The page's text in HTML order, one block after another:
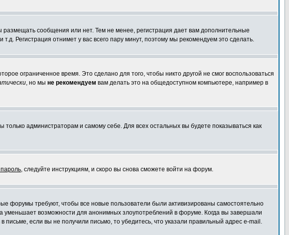
размещать сообщения или нет. Тем не менее, регистрация дает вам дополнительные
Регистрация отнимет у вас всего пару минут, поэтому мы рекомендуем это сделать.
ограниченное время. Это сделано для того, чтобы никто другой не смог воспользоваться
, но мы не рекомендуем вам делать это на общедоступном компьютере, например в
только администраторам и самому себе. Для всех остальных вы будете показываться как
, следуйте инструкциям, и скоро вы снова сможете войти на форум.
форумы требуют, чтобы все новые пользователи были активизированы самостоятельно
уменьшает возможности для анонимных злоупотреблений в форуме. Когда вы завершали
если вы не получили письмо, то убедитесь, что указали правильный адрес e-mail.